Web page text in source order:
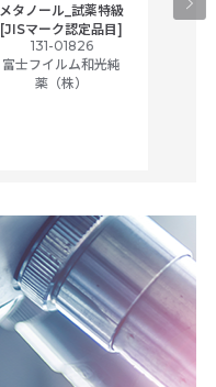
メタノール_試薬特級
[JISマーク認定品目]
131-01826
富士フイルム和光純
薬（株）
ア